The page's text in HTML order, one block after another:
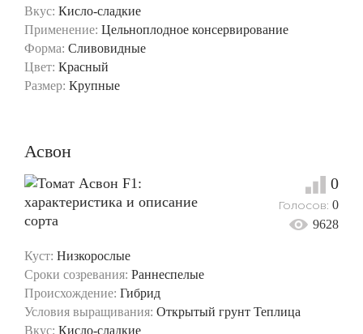
Вкус: Кисло-сладкие
Применение: Цельноплодное консервирование
Форма: Сливовидные
Цвет: Красный
Размер: Крупные
Асвон
Куст: Низкорослые
Сроки созревания: Раннеспелые
Происхождение: Гибрид
Условия выращивания: Открытый грунт Теплица
Вкус: Кисло-сладкие
0
Голосов: 0
9628